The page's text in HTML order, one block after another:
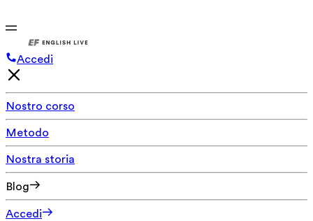
Accedi
Nostro corso
Metodo
Nostra storia
Blog
Accedi